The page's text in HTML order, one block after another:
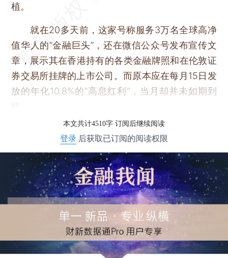
植。
就在20多天前，这家号称服务3万名全球高净
值华人的“金融巨头”，还在微信公众号发布宣传文
章，展示其在香港持有的各类金融牌照和在伦敦证
券交易所挂牌的上市公司。而原本应在每月15日发
放的年化10.8%的“高息红利”，当月却并未如期到
本文共计4510字 订阅后继续阅读
登录 后获取已订阅的阅读权限